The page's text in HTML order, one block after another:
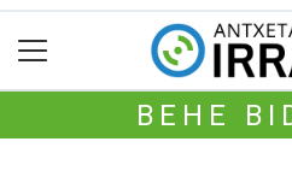
BEHE